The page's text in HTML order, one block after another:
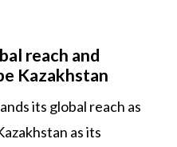
reach and
Kazakhstan
its global reach as
as its